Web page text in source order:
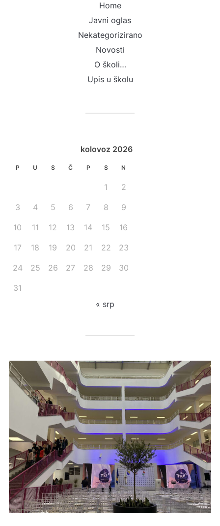
Home
Javni oglas
Nekategorizirano
Novosti
O školi…
Upis u školu
kolovoz 2026
P U S Č P S N
1 2
3 4 5 6 7 8 9
10 11 12 13 14 15 16
17 18 19 20 21 22 23
24 25 26 27 28 29 30
31
« srp